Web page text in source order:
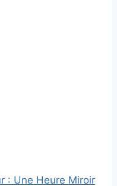
: Une Heure Miroir